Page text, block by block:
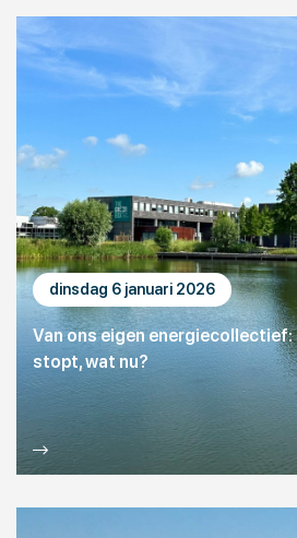
dinsdag 6 januari 2026
Van ons eigen
stopt, wat nu?